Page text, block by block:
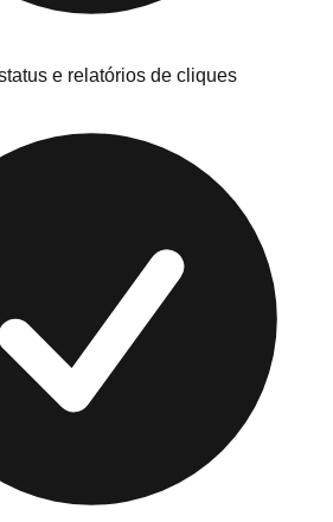
e relatórios de cliques